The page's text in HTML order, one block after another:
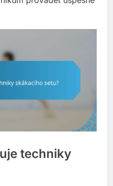
techniky